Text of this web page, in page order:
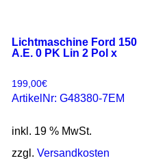
Lichtmaschine Ford 150
A.E. 0 PK Lin 2 Pol x
199,00€
ArtikelNr: G48380-7EM
inkl. 19 % MwSt.
zzgl. Versandkosten